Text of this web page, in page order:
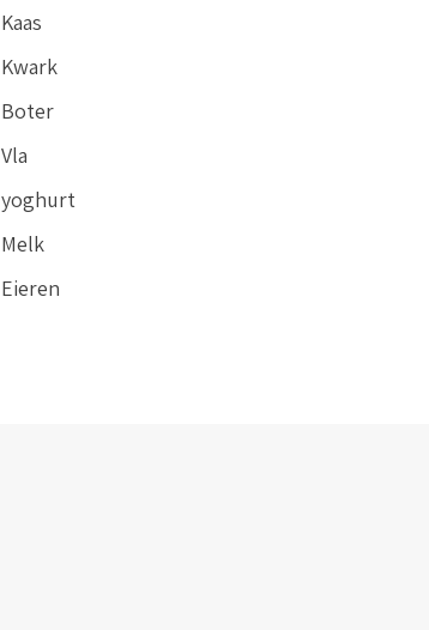
Kaas
Kwark
Boter
Vla
yoghurt
Melk
Eieren